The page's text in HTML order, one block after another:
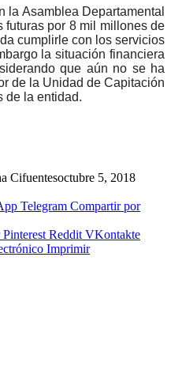
la Asamblea Departamental
por 8 mil millones de
cumplirle con los servicios
la situación financiera
que aún no se ha
de la Unidad de Capitación
de la entidad.
Cifuentesoctubre 5, 2018
Telegram Compartir por
Pinterest Reddit VKontakte
Imprimir